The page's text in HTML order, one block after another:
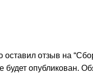
оставил отзыв на
опубликован.